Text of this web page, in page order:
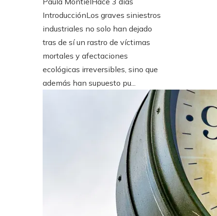
IntroducciónLos graves siniestros
industriales no solo han dejado
tras de sí un rastro de víctimas
mortales y afectaciones
ecológicas irreversibles, sino que
además han supuesto pu...